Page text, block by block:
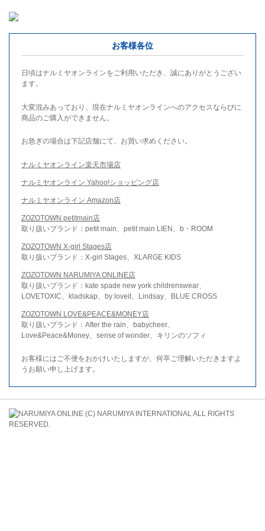
お客様各位
日頃はナルミヤオンラインをご利用いただき、誠にありがとうござい
ます。
大変混みあっており、現在ナルミヤオンラインへのアクセスならびに
商品のご購入ができません。
お急ぎの場合は下記店舗にて、お買い求めください。
ナルミヤオンライン楽天市場店
ナルミヤオンライン Yahoo!ショッピング店
ナルミヤオンライン Amazon店
ZOZOTOWN petitmain店
取り扱いブランド：petit main、petit main LIEN、b・ROOM
ZOZOTOWN X-girl Stages店
取り扱いブランド：X-girl Stages、XLARGE KIDS
ZOZOTOWN NARUMIYA ONLINE店
取り扱いブランド：kate spade new york childrenswear、
LOVETOXIC、kladskap、by loveit、Lindsay、BLUE CROSS
ZOZOTOWN LOVE&PEACE&MONEY店
取り扱いブランド：After the rain、babycheer、
Love&Peace&Money、sense of wonder、キリンのソフィ
お客様にはご不便をおかけいたしますが、何卒ご理解いただきますよ
うお願い申し上げます。